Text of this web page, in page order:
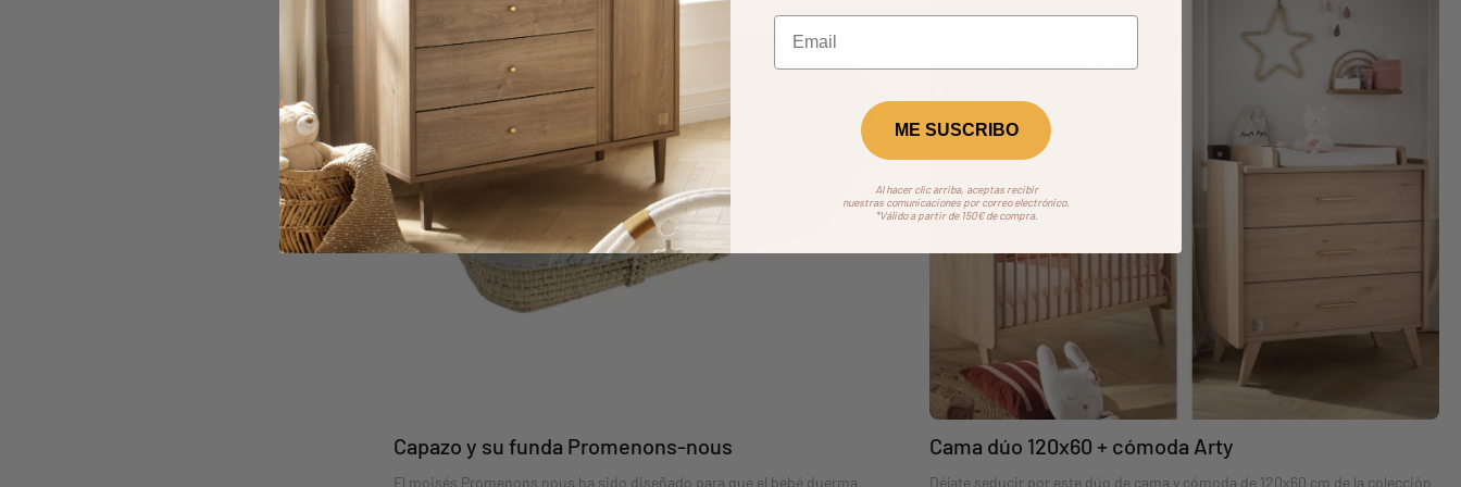
Capazo y su funda Promenons-nous
El moisés Promenons nous ha sido diseñado para que el bebé duerma
Cama dúo 120x60 + cómoda Arty
Déjate seducir por este dúo de cama y cómoda de 120x60 cm de la colección
ME SUSCRIBO
Al hacer clic arriba, aceptas recibir
nuestras comunicaciones por correo electrónico.
*Válido a partir de 150€ de compra.